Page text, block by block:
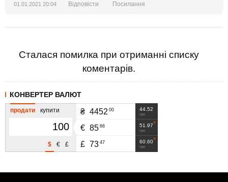
01.01.2021 20:04 Відповісти Посилання
Сталася помилка при отриманні списку
коментарів.
КОНВЕРТЕР ВАЛЮТ
продати купити
£
€
$
44.52
грн
₴ 4452 00
51.97
грн
€ 85 66
60.60
грн
£ 73 47